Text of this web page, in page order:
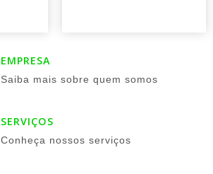
EMPRESA
Saiba mais sobre quem somos
SERVIÇOS
Conheça nossos serviços